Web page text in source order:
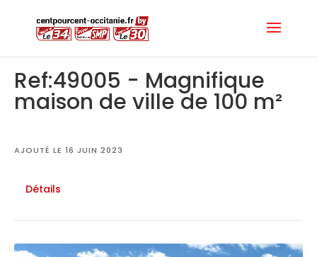
Ref:49005 - Magnifique
maison de ville de 100 m²
AJOUTÉ LE 16 JUIN 2023
Détails